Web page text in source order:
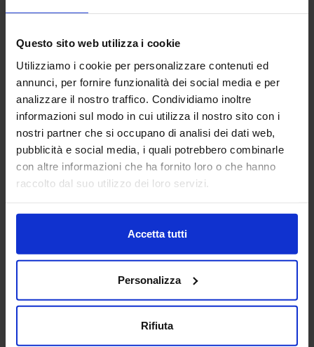
Questo sito web utilizza i cookie
Utilizziamo i cookie per personalizzare contenuti ed
annunci, per fornire funzionalità dei social media e per
analizzare il nostro traffico. Condividiamo inoltre
informazioni sul modo in cui utilizza il nostro sito con i
nostri partner che si occupano di analisi dei dati web,
pubblicità e social media, i quali potrebbero combinarle
con altre informazioni che ha fornito loro o che hanno
raccolto dal suo utilizzo dei loro servizi.
Accetta tutti
Personalizza
Rifiuta
nastri e robotica).
Padiglione:Pad. 14Stand:D02
Aggiungi ai preferiti
Vai alla scheda
BUCCI AUTOMATIONS SPA
Siamo attivi nel settore delle automazioni e della robotica
industriale con i marchi Iemca, Giuliani, Sinteco, Vire, ZETA,
nel settore d...
Padiglione: Pad. 14